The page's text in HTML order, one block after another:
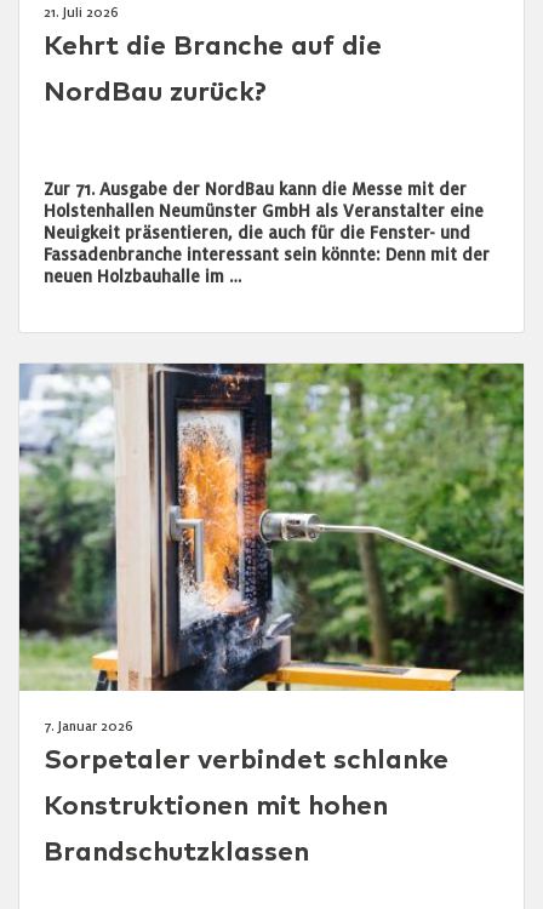
21. Juli 2026
Kehrt die Branche auf die
NordBau zurück?
Zur 71. Ausgabe der NordBau kann die Messe mit der
Holstenhallen Neumünster GmbH als Veranstalter eine
Neuigkeit präsentieren, die auch für die Fenster- und
Fassadenbranche interessant sein könnte: Denn mit der
neuen Holzbauhalle im …
7. Januar 2026
Sorpetaler verbindet schlanke
Konstruktionen mit hohen
Brandschutzklassen